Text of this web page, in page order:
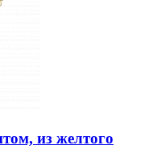
из желтого